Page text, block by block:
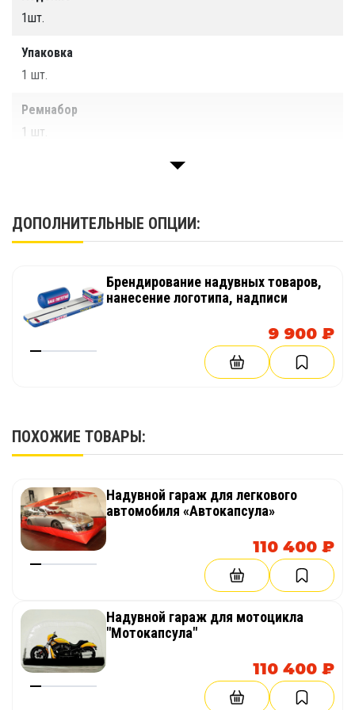
1шт.
Упаковка
1 шт.
Ремнабор
1 шт.
ДОПОЛНИТЕЛЬНЫЕ ОПЦИИ:
Брендирование надувных товаров,
нанесение логотипа, надписи
9 900 ₽
ПОХОЖИЕ ТОВАРЫ:
Надувной гараж для легкового
автомобиля «Автокапсула»
110 400 ₽
Надувной гараж для мотоцикла
"Мотокапсула"
110 400 ₽